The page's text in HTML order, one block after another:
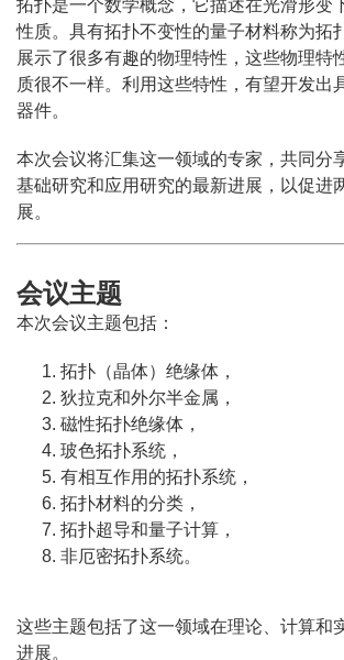
拓扑是一个数学概念，它描述在光滑形变
性质。具有拓扑不变性的量子材料称为拓
展示了很多有趣的物理特性，这些物理特
质很不一样。利用这些特性，有望开发出
器件。
本次会议将汇集这一领域的专家，共同分
基础研究和应用研究的最新进展，以促进
展。
会议主题
本次会议主题包括：
拓扑（晶体）绝缘体，
狄拉克和外尔半金属，
磁性拓扑绝缘体，
玻色拓扑系统，
有相互作用的拓扑系统，
拓扑材料的分类，
拓扑超导和量子计算，
非厄密拓扑系统。
这些主题包括了这一领域在理论、计算和
进展。